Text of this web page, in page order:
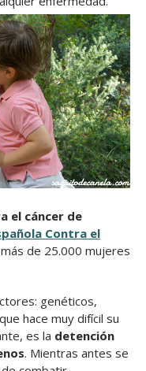
el cáncer de
Contra el
de 25.000 mujeres
genéticos,
hace muy difícil su
es la detención
. Mientras antes se